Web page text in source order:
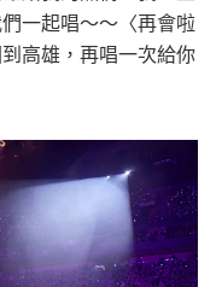
一起唱～～〈再會啦
高雄，再唱一次給你